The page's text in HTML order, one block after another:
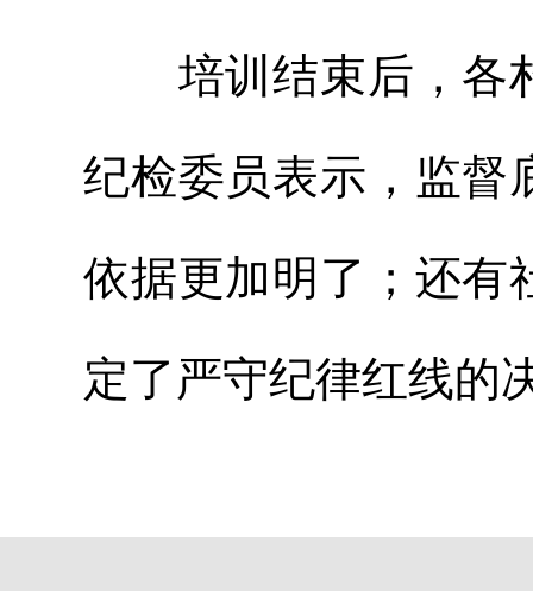
培训结束后，各村
纪检委员表示，监督
依据更加明了；还有
定了严守纪律红线的